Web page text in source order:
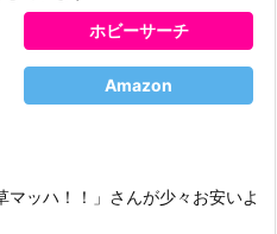
ホビーサーチ
Amazon
マッハ！！」さんが少々お安いよ